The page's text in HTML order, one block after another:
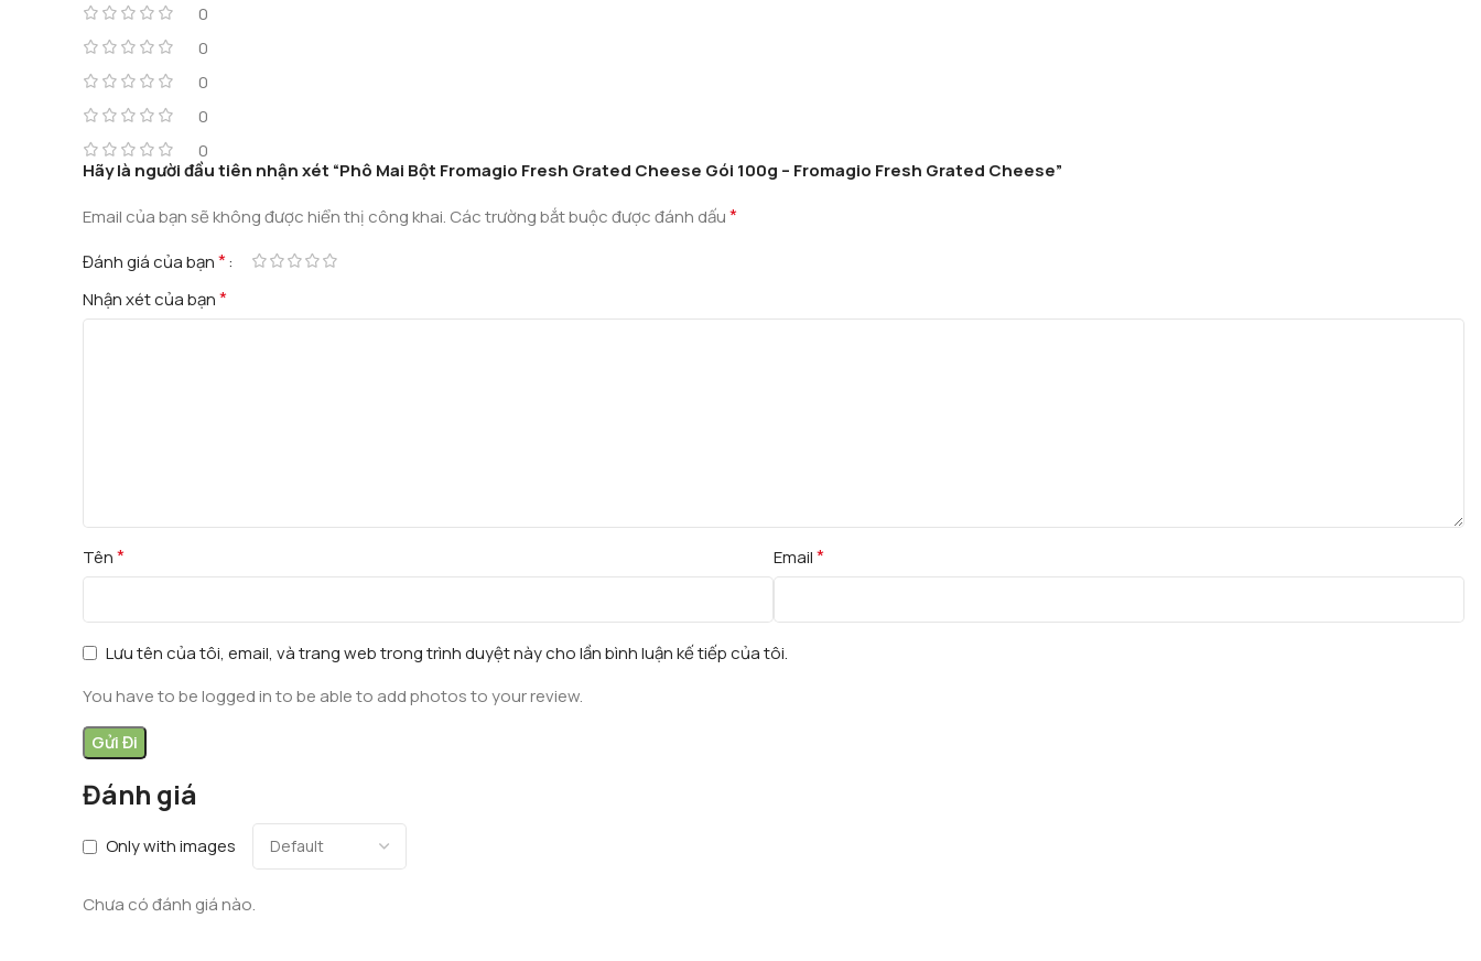
0
0
0
0
0
Đánh giá
Only with images
Chưa có đánh giá nào.
Hãy là người đầu tiên nhận xét “Phô Mai Bột Fromagio Fresh Grated Cheese Gói 100g – Fromagio Fresh Grated Cheese”
Email của bạn sẽ không được hiển thị công khai. Các trường bắt buộc được đánh dấu*
Đánh giá của bạn*
Nhận xét của bạn*
Tên* Email*
Lưu tên của tôi, email, và trang web trong trình duyệt này cho lần bình luận kế tiếp của tôi.
You have to be logged in to be able to add photos to your review.